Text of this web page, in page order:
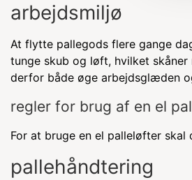
arbejdsmiljø
At flytte pallegods flere gange
tunge skub og løft, hvilket
derfor både øge arbejdsglæden
regler for brug af en el
For at bruge en el palleløfter
pallehåndtering